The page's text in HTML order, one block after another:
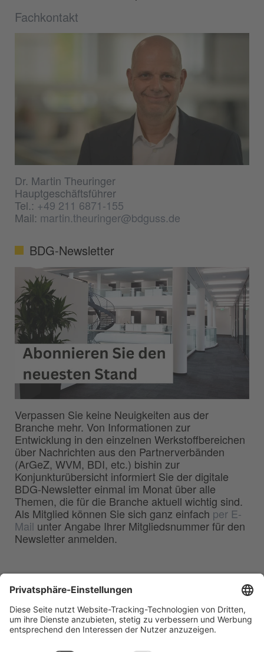
Fachkontakt
Dr. Martin Theuringer
Hauptgeschäftsführer
Tel.:+49 211 6871-155
Mail: martin.theuringer@bdguss.de
BDG-Newsletter
Verpassen Sie keine Neuigkeiten aus der
Branche mehr. Von Informationen zur
Entwicklung in den einzelnen Werkstoffbereichen
über Nachrichten aus den Partnerverbänden
(ArGeZ, WVM, BDI, etc.) bishin zur
Konjunkturübersicht informiert Sie der digitale
BDG-Newsletter einmal im Monat über alle
Themen, die für die Branche aktuell wichtig sind.
Als Mitglied können Sie sich ganz einfach per E-
Mail unter Angabe Ihrer Mitgliedsnummer für den
Newsletter anmelden.